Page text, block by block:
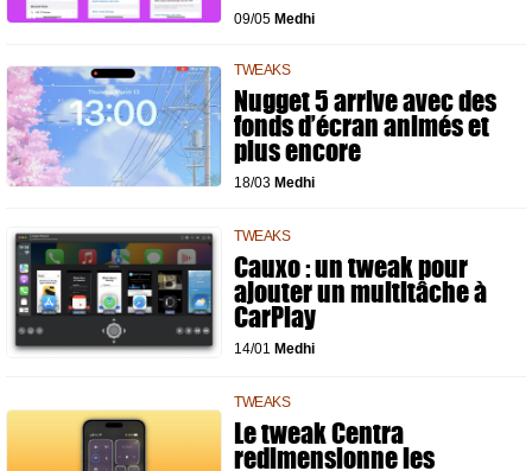
09/05 Medhi
TWEAKS
Nugget 5 arrive avec des
fonds d’écran animés et
plus encore
18/03 Medhi
TWEAKS
Cauxo : un tweak pour
ajouter un multitâche à
CarPlay
14/01 Medhi
TWEAKS
Le tweak Centra
redimensionne les